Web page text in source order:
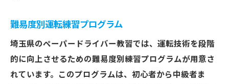
難易度別運転練習プログラム
埼玉県のペーパードライバー教習では、運転技術を段階
的に向上させるための難易度別練習プログラムが用意さ
れています。このプログラムは、初心者から中級者ま